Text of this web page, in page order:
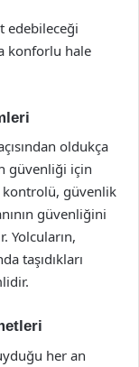
edebileceği
konforlu hale
oldukça
güvenliği için
kontrolü, güvenlik
güvenliğini
Yolcuların,
taşıdıkları
her an